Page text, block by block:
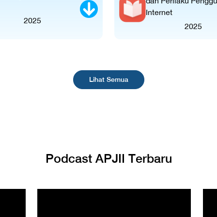
2025
Internet
2025
Lihat Semua
Podcast APJII Terbaru